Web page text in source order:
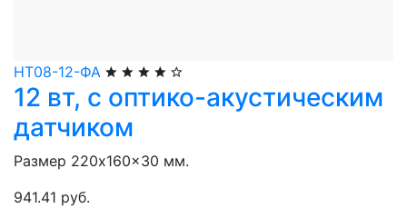
НТ08-12-ФА
12 вт, с оптико-акустическим
датчиком
Размер 220x160x30 мм.
941.41 руб.